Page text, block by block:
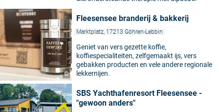
©
Fleesensee branderij & bakkerij
Marktplatz, 17213 Göhren-Lebbin
Geniet van vers gezette koffie,
koffiespecialiteiten, zelfgemaakt ijs, vers
gebakken producten en vele andere regionale
lekkernijen.
SBS Yachthafenresort Fleesensee -
"gewoon anders"